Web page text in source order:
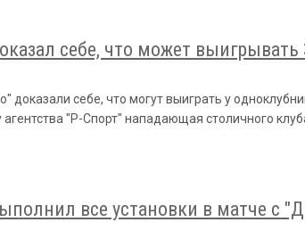
себе, что может выигрывать
доказали себе, что могут выиграть у
"Р-Спорт" нападающая столичного
все установки в матче с